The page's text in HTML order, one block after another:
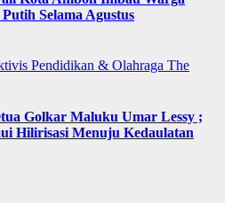
Selama Agustus
Pendidikan & Olahraga The
Golkar Maluku Umar Lessy ;
Hilirisasi Menuju Kedaulatan